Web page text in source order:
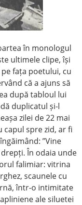
în monologul
ultimele clipe, își
fața poetului, cu
că a ajuns să
după tabloul lui
duplicatul și-l
zilei de 22 mai
capul spre zid, ar fi
”Vine
În odaia unde
falimiar: vitrina
scaunele cu
într-o intimitate
ale siluetei